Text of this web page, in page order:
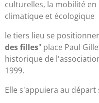
culturelles, la mobilité
climatique et écologique
le tiers lieu se
des filles" place Paul
historique de
1999.
Elle s'appuiera au